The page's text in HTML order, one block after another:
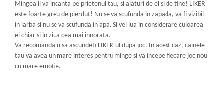
Mingea il va incanta pe prietenul tau, si alaturi de el si de tine! LIKER
este foarte greu de pierdut! Nu se va scufunda in zapada, va fi vizibil
in iarba si nu se va scufunda in apa. Si vei lua in considerare culoarea
ei chiar si in ziua cea mai innorata.
Va recomandam sa ascundeti LIKER-ul dupa joc. In acest caz, cainele
tau va avea un mare interes pentru minge si va incepe fiecare joc nou
cu mare emotie.